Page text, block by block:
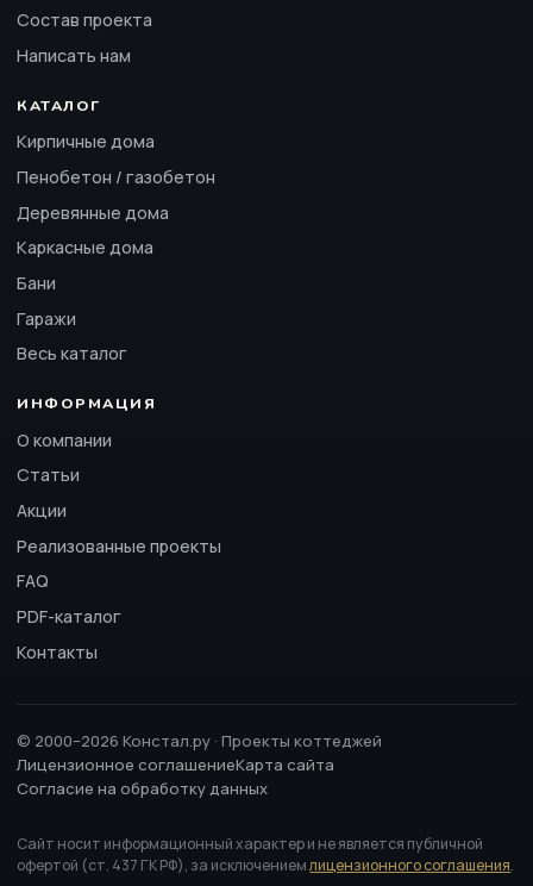
Состав проекта
Написать нам
КАТАЛОГ
Кирпичные дома
Пенобетон / газобетон
Деревянные дома
Каркасные дома
Бани
Гаражи
Весь каталог
ИНФОРМАЦИЯ
О компании
Статьи
Акции
Реализованные проекты
FAQ
PDF-каталог
Контакты
© 2000–2026 Констал.ру · Проекты коттеджей
Лицензионное соглашениеКарта сайта
Согласие на обработку данных
Сайт носит информационный характер и не является публичной
офертой (ст. 437 ГК РФ), за исключениемлицензионного соглашения.